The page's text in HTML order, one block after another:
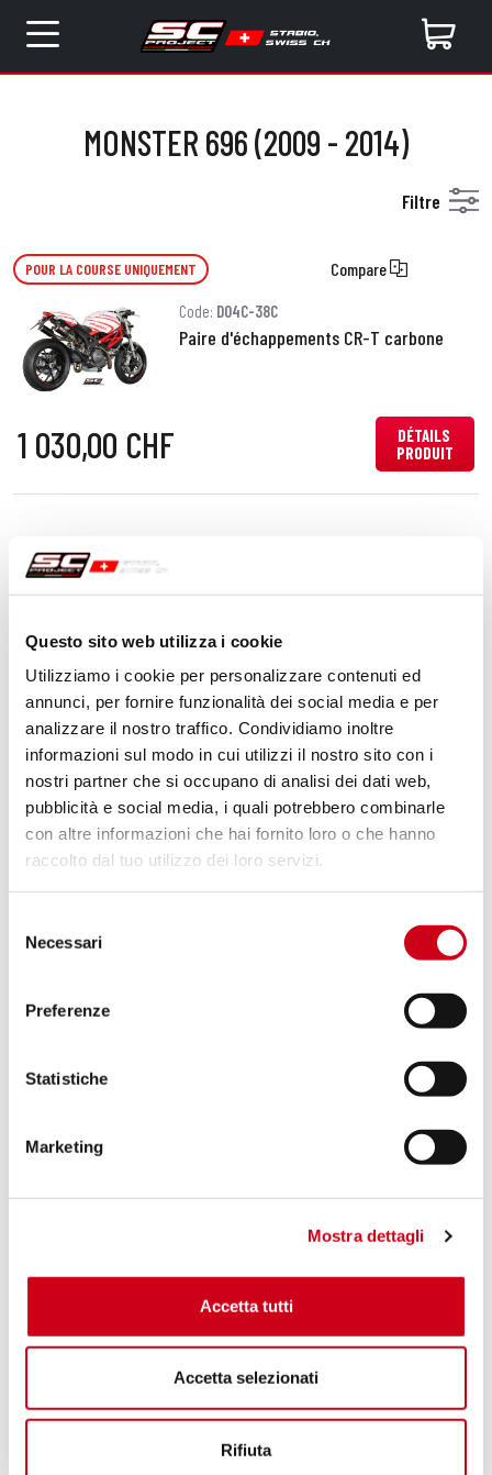
Questo sito web utilizza i cookie
Utilizziamo i cookie per personalizzare contenuti ed
annunci, per fornire funzionalità dei social media e per
analizzare il nostro traffico. Condividiamo inoltre
informazioni sul modo in cui utilizzi il nostro sito con i
nostri partner che si occupano di analisi dei dati web,
pubblicità e social media, i quali potrebbero combinarle
con altre informazioni che hai fornito loro o che hanno
raccolto dal tuo utilizzo dei loro servizi.
delNecessari
Preferenze
Statistiche
Marketing
Mostra dettagli
Accetta tutti
Accetta selezionati
Rifiuta
MONSTER 696 (2009 - 2014)
Filtre
POUR LA COURSE UNIQUEMENT Compare
Code: D04C-38C
Paire d'échappements CR-T carbone
1 030,00 CHF
DÉTAILS
PRODUIT